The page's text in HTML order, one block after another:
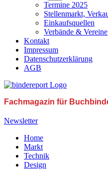
Termine 2025
Stellenmarkt,
Einkaufsquellen
Verbände & Vereine
Kontakt
Impressum
Datenschutzerklärung
AGB
Fachmagazin für
Newsletter
Home
Markt
Technik
Design